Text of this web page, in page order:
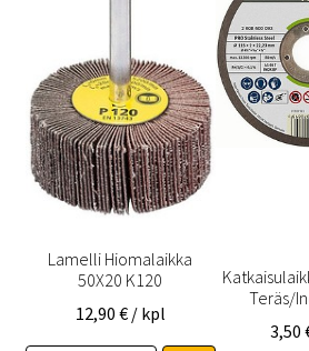
Lamelli Hiomalaikka
50X20 K120
12,90 € / kpl
Teräs/
3,50